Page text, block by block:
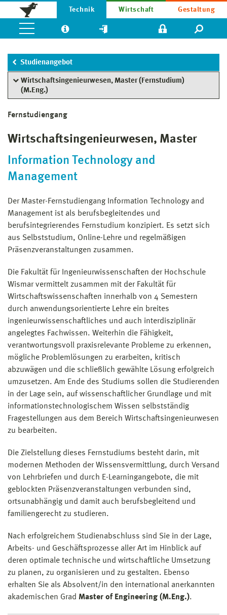
Technik Wirtschaft Gestaltung
Studienangebot
Wirtschaftsingenieurwesen, Master (Fernstudium)
(M.Eng.)
Fernstudiengang
Wirtschaftsingenieurwesen, Master
Information Technology and
Management
Der Master-Fernstudiengang Information Technology and
Management ist als berufsbegleitendes und
berufsintegrierendes Fernstudium konzipiert. Es setzt sich
aus Selbststudium, Online-Lehre und regelmäßigen
Präsenzveranstaltungen zusammen.
Die Fakultät für Ingenieurwissenschaften der Hochschule
Wismar vermittelt zusammen mit der Fakultät für
Wirtschaftswissenschaften innerhalb von 4 Semestern
durch anwendungsorientierte Lehre ein breites
ingenieurwissenschaftliches und auch interdisziplinär
angelegtes Fachwissen. Weiterhin die Fähigkeit,
verantwortungsvoll praxisrelevante Probleme zu erkennen,
mögliche Problemlösungen zu erarbeiten, kritisch
abzuwägen und die schließlich gewählte Lösung erfolgreich
umzusetzen. Am Ende des Studiums sollen die Studierenden
in der Lage sein, auf wissenschaftlicher Grundlage und mit
informationstechnologischem Wissen selbstständig
Fragestellungen aus dem Bereich Wirtschaftsingenieurwesen
zu bearbeiten.
Die Zielstellung dieses Fernstudiums besteht darin, mit
modernen Methoden der Wissensvermittlung, durch Versand
von Lehrbriefen und durch E-Learningangebote, die mit
geblockten Präsenzveranstaltungen verbunden sind,
ortsunabhängig und damit auch berufsbegleitend und
familiengerecht zu studieren.
Nach erfolgreichem Studienabschluss sind Sie in der Lage,
Arbeits- und Geschäftsprozesse aller Art im Hinblick auf
deren optimale technische und wirtschaftliche Umsetzung
zu planen, zu organisieren und zu gestalten. Ebenso
erhalten Sie als Absolvent/in den international anerkannten
akademischen Grad Master of Engineering (M.Eng.).